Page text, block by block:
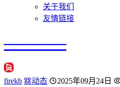
关于我们
友情链接
————
firekb 动态 2025年09月24日